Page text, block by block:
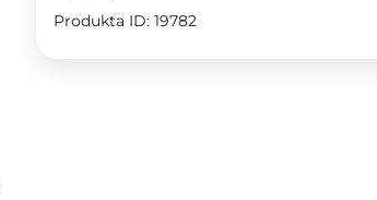
Produkta ID: 19782